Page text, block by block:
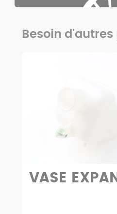
Besoin d'autres
VASE